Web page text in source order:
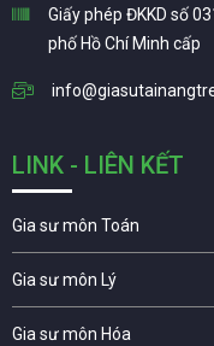
Giấy phép ĐKKD số
phố Hồ Chí Minh cấp
LINK - LIÊN KẾT
Gia sư môn Toán
Gia sư môn Lý
Gia sư môn Hóa